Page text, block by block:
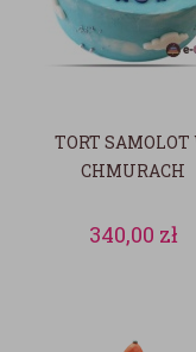
TORT SAMOLOT
CHMURACH
340,00 zł